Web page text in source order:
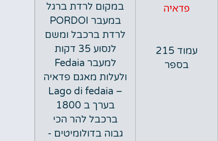
עמוד 215
במקום לרדת ברגל
במעבר PORDOI
לרדת ברכבל ומשם
לנסוע 35 דקות
למעבר Fedaia
ולעלות מאגם פדאיה
– Lago di fedaia
בערך ב 1800
ברכבל להר הכי
גבוה בדולומיטים -